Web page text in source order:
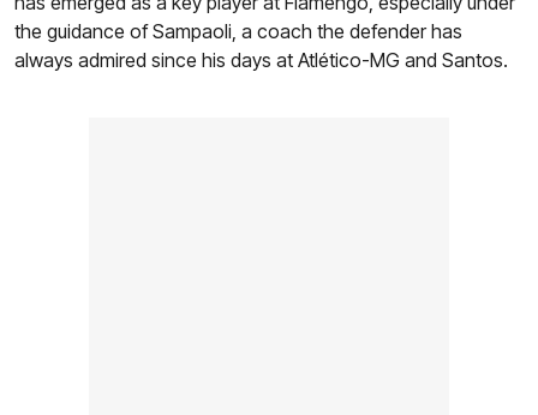
the guidance of Sampaoli, a coach the defender has
always admired since his days at Atlético-MG and Santos.